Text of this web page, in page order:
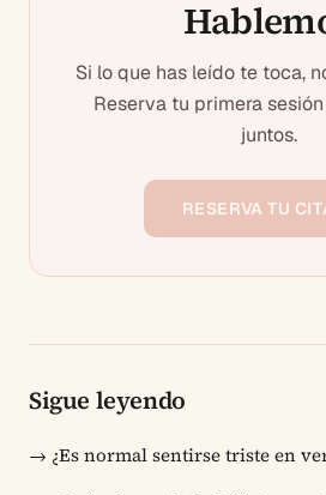
Si lo que has leído te toca,
Reserva tu primera
juntos.
RESERVA TU
Sigue leyendo
→ ¿Es normal sentirse triste en